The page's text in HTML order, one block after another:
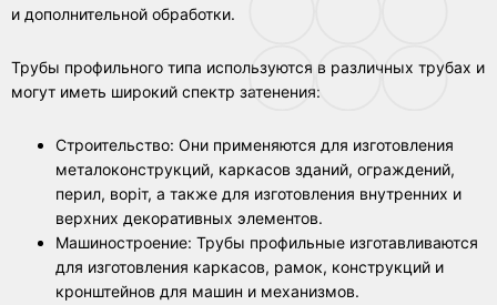
и дополнительной обработки.
Трубы профильного типа используются в различных трубах и
могут иметь широкий спектр затенения:
Строительство: Они применяются для изготовления
металоконструкций, каркасов зданий, ограждений,
перил, воріт, а также для изготовления внутренних и
верхних декоративных элементов.
Машиностроение: Трубы профильные изготавливаются
для изготовления каркасов, рамок, конструкций и
кронштейнов для машин и механизмов.